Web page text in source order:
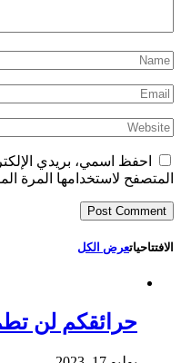
احفظ اسمي، بريدي
المتصفح لاستخدامها المرة
الافتتاحياتعرض الكل
حرائقكم لن